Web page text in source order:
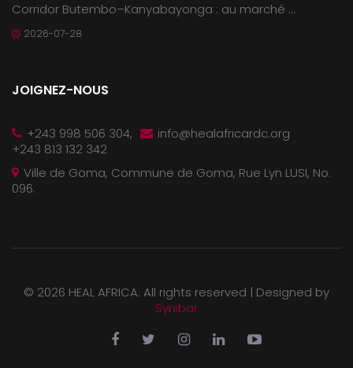
Corridor Butembo–Kanyabayonga : au marché ...
2026-07-28
JOIGNEZ-NOUS
+243 998 506 304,
+243 813 132 342
info@healafricardc.org
Ville de Goma, Commune de Goma, Rue Lyn LUSI, No.
096.
© 2026 HEAL AFRICA. All rights reserved | Designed by
Synibar